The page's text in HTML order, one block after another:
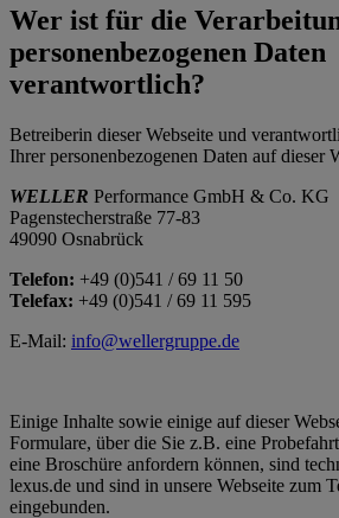
Wer ist für die
personenbezogenen Daten
verantwortlich?
Betreiberin dieser Webseite und
Ihrer personenbezogenen Daten auf dieser
WELLER Performance GmbH & Co. KG
Pagenstecherstraße 77-83
49090 Osnabrück
Telefon: +49 (0)541 / 69 11 50
Telefax: +49 (0)541 / 69 11 595
E-Mail: info@wellergruppe.de
Einige Inhalte sowie einige auf dieser
Formulare, über die Sie z.B. eine
eine Broschüre anfordern können, sind
lexus.de und sind in unsere Webseite zum
eingebunden.